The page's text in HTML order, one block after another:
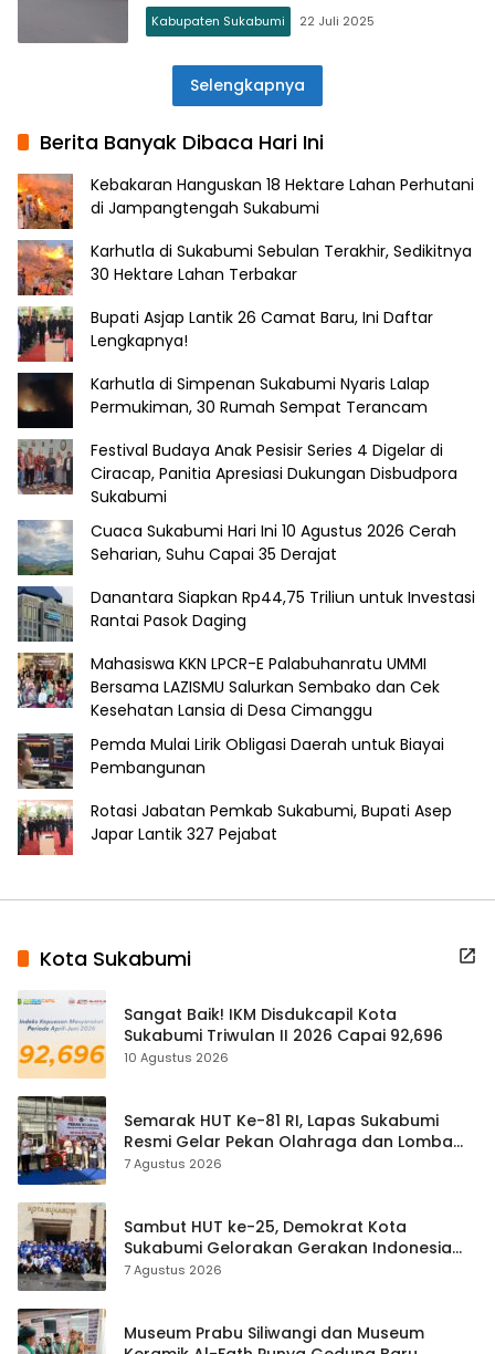
Kabupaten Sukabumi 22 Juli 2025
Selengkapnya
Berita Banyak Dibaca Hari Ini
Kebakaran Hanguskan 18 Hektare Lahan Perhutani
di Jampangtengah Sukabumi
Karhutla di Sukabumi Sebulan Terakhir, Sedikitnya
30 Hektare Lahan Terbakar
Bupati Asjap Lantik 26 Camat Baru, Ini Daftar
Lengkapnya!
Karhutla di Simpenan Sukabumi Nyaris Lalap
Permukiman, 30 Rumah Sempat Terancam
Festival Budaya Anak Pesisir Series 4 Digelar di
Ciracap, Panitia Apresiasi Dukungan Disbudpora
Sukabumi
Cuaca Sukabumi Hari Ini 10 Agustus 2026 Cerah
Seharian, Suhu Capai 35 Derajat
Danantara Siapkan Rp44,75 Triliun untuk Investasi
Rantai Pasok Daging
Mahasiswa KKN LPCR-E Palabuhanratu UMMI
Bersama LAZISMU Salurkan Sembako dan Cek
Kesehatan Lansia di Desa Cimanggu
Pemda Mulai Lirik Obligasi Daerah untuk Biayai
Pembangunan
Rotasi Jabatan Pemkab Sukabumi, Bupati Asep
Japar Lantik 327 Pejabat
Kota Sukabumi
Sangat Baik! IKM Disdukcapil Kota
Sukabumi Triwulan II 2026 Capai 92,696
10 Agustus 2026
Semarak HUT Ke-81 RI, Lapas Sukabumi
Resmi Gelar Pekan Olahraga dan Lomba
Tradisional
7 Agustus 2026
Sambut HUT ke-25, Demokrat Kota
Sukabumi Gelorakan Gerakan Indonesia
ASRI Lewat Aksi Bersih Masjid Agung
7 Agustus 2026
Museum Prabu Siliwangi dan Museum